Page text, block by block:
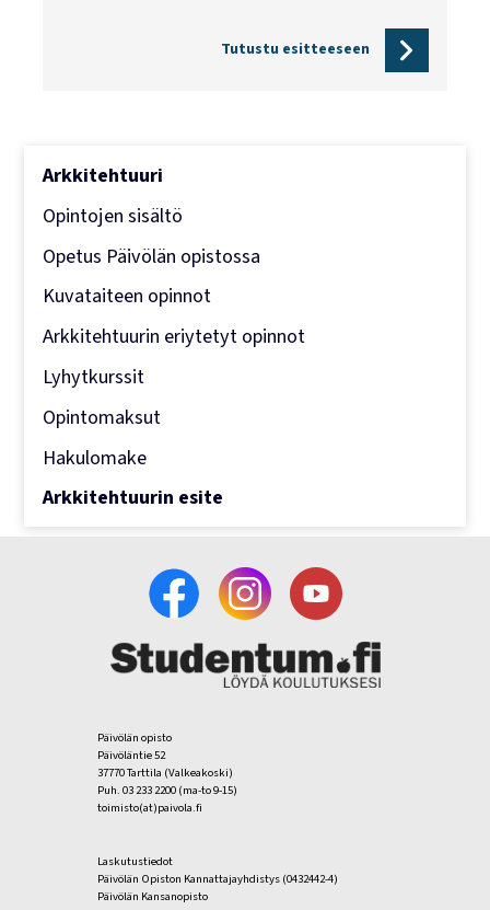
Tutustu esitteeseen
Arkkitehtuuri
Opintojen sisältö
Opetus Päivölän opistossa
Kuvataiteen opinnot
Arkkitehtuurin eriytetyt opinnot
Lyhytkurssit
Opintomaksut
Hakulomake
Arkkitehtuurin esite
Päivölän opisto
Päivöläntie 52
37770 Tarttila (Valkeakoski)
Puh. 03 233 2200 (ma-to 9-15)
toimisto(at)paivola.fi
Laskutustiedot
Päivölän Opiston Kannattajayhdistys (0432442-4)
Päivölän Kansanopisto